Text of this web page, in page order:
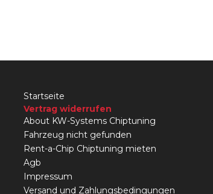
Startseite
Vertrag widerrufen
About KW-Systems Chiptuning
Fahrzeug nicht gefunden
Rent-a-Chip Chiptuning mieten
Agb
Impressum
Versand und Zahlungsbedingungen